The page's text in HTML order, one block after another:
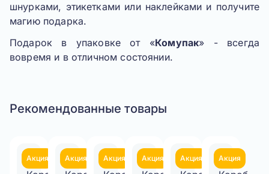
шнурками, этикетками или наклейками и получите
магию подарка.
Подарок в упаковке от «Комупак» - всегда
вовремя и в отличном состоянии.
Рекомендованные товары
Акция Акция Акция Акция Акция Акция